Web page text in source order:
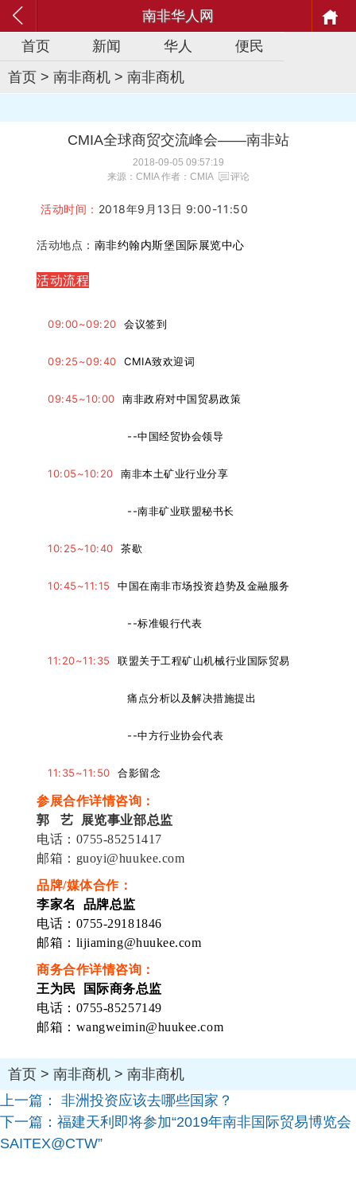
南非华人网
首页
新闻 华人
便民
首页 > 南非商机 > 南非商机
CMIA全球商贸交流峰会——南非站
2018-09-05 09:57:19
来源：CMIA 作者：CMIA
评论
活动时间： 2018年9月13日 9:00-11:50
活动地点： 南非约翰内斯堡国际展览中心
活动流程
09:00~09:20会议签到
09:25~09:40CMIA致欢迎词
09:45~10:00南非政府对中国贸易政策
--中国经贸协会领导
10:05~10:20 南非本土矿业行业分享
--南非矿业联盟秘书长
10:25~10:40茶歇
10:45~11:15中国在南非市场投资趋势及金融服务
--标准银行代表
11:20~11:35联盟关于工程矿山机械行业国际贸易
痛点分析以及解决措施提出
--中方行业协会代表
11:35~11:50合影留念
参展合作详情咨询：
郭 艺 展览事业部总监
电话：0755-85251417
邮箱：guoyi@huukee.com
品牌/媒体合作：
李家名 品牌总监
电话：0755-29181846
邮箱：lijiaming@huukee.com
商务合作详情咨询：
王为民 国际商务总监
电话：0755-85257149
邮箱：wangweimin@huukee.com
首页 > 南非商机 > 南非商机
上一篇：
非洲投资应该去哪些国家？
下一篇： 福建天利即将参加“2019年南非国际贸易博览会
SAITEX@CTW”